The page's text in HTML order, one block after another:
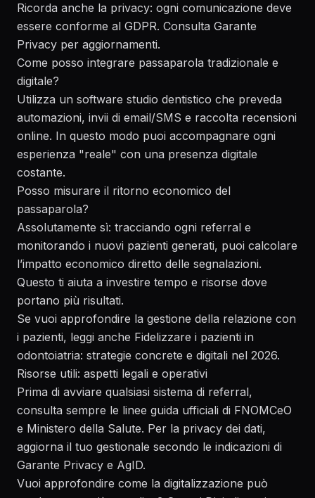
Ricorda anche la privacy: ogni comunicazione deve
essere conforme al GDPR. Consulta Garante
Privacy per aggiornamenti.
Come posso integrare passaparola tradizionale e
digitale?
Utilizza un software studio dentistico che preveda
automazioni, invii di email/SMS e raccolta recensioni
online. In questo modo puoi accompagnare ogni
esperienza "reale" con una presenza digitale
costante.
Posso misurare il ritorno economico del
passaparola?
Assolutamente sì: tracciando ogni referral e
monitorando i nuovi pazienti generati, puoi calcolare
l’impatto economico diretto delle segnalazioni.
Questo ti aiuta a investire tempo e risorse dove
portano più risultati.
Se vuoi approfondire la gestione della relazione con
i pazienti, leggi anche Fidelizzare i pazienti in
odontoiatria: strategie concrete e digitali nel 2026.
Risorse utili: aspetti legali e operativi
Prima di avviare qualsiasi sistema di referral,
consulta sempre le linee guida ufficiali di FNOMCeO
e Ministero della Salute. Per la privacy dei dati,
aggiorna il tuo gestionale secondo le indicazioni di
Garante Privacy e AgID.
Vuoi approfondire come la digitalizzazione può